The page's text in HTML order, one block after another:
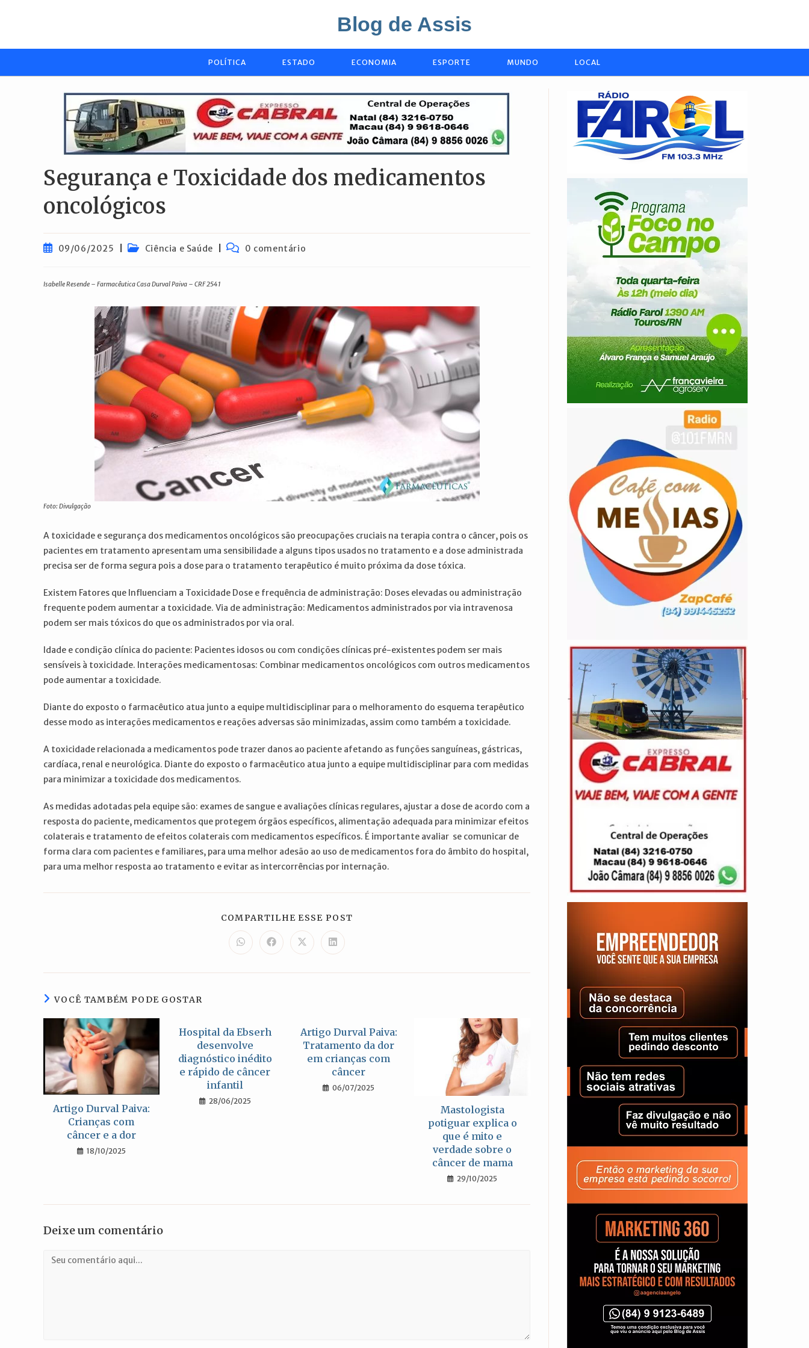
conteúdo
Blog de Assis
POLÍTICA ESTADO ECONOMIA ESPORTE MUNDO LOCAL
Segurança e Toxicidade dos medicamentos
oncológicos
Post09/06/2025
Categoria
Ciência e Saúde
Comentários
0 comentário
Isabelle Resende – Farmacêutica Casa Durval Paiva – CRF 2541
Foto: Divulgação
A toxicidade e segurança dos medicamentos oncológicos são preocupações cruciais na terapia contra o câncer, pois os
pacientes em tratamento apresentam uma sensibilidade a alguns tipos usados no tratamento e a dose administrada
precisa ser de forma segura pois a dose para o tratamento terapêutico é muito próxima da dose tóxica.
Existem Fatores que Influenciam a Toxicidade Dose e frequência de administração: Doses elevadas ou administração
frequente podem aumentar a toxicidade. Via de administração: Medicamentos administrados por via intravenosa
podem ser mais tóxicos do que os administrados por via oral.
Idade e condição clínica do paciente: Pacientes idosos ou com condições clínicas pré-existentes podem ser mais
sensíveis à toxicidade. Interações medicamentosas: Combinar medicamentos oncológicos com outros medicamentos
pode aumentar a toxicidade.
Diante do exposto o farmacêutico atua junto a equipe multidisciplinar para o melhoramento do esquema terapêutico
desse modo as interações medicamentos e reações adversas são minimizadas, assim como também a toxicidade.
A toxicidade relacionada a medicamentos pode trazer danos ao paciente afetando as funções sanguíneas, gástricas,
cardíaca, renal e neurológica. Diante do exposto o farmacêutico atua junto a equipe multidisciplinar para com medidas
para minimizar a toxicidade dos medicamentos.
As medidas adotadas pela equipe são: exames de sangue e avaliações clínicas regulares, ajustar a dose de acordo com a
resposta do paciente, medicamentos que protegem órgãos específicos, alimentação adequada para minimizar efeitos
colaterais e tratamento de efeitos colaterais com medicamentos específicos. É importante avaliar se comunicar de
forma clara com pacientes e familiares, para uma melhor adesão ao uso de medicamentos fora do âmbito do hospital,
para uma melhor resposta ao tratamento e evitar as intercorrências por internação.
COMPARTILHE ESSE POST
Abre
em
nova
Abre
em
nova
Abre
em
nova
Abre
em
nova
VOCÊ TAMBÉM PODE GOSTAR
Artigo Durval Paiva:
Crianças com
câncer e a dor
18/10/2025
Hospital da Ebserh
desenvolve
diagnóstico inédito
e rápido de câncer
infantil
28/06/2025
Artigo Durval Paiva:
Tratamento da dor
em crianças com
câncer
06/07/2025
Mastologista
potiguar explica o
que é mito e
verdade sobre o
câncer de mama
29/10/2025
Deixe um comentário
Comentário